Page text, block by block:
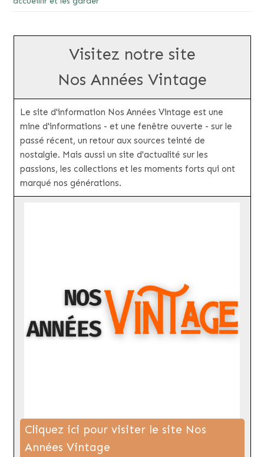
Visitez notre site
Nos Années Vintage
Le site d'information Nos Années Vintage est une
mine d'informations - et une fenêtre ouverte - sur le
passé récent, un retour aux sources teinté de
nostalgie. Mais aussi un site d'actualité sur les
passions, les collections et les moments forts qui ont
marqué nos générations.
Cliquez ici pour visiter le site Nos
Années Vintage